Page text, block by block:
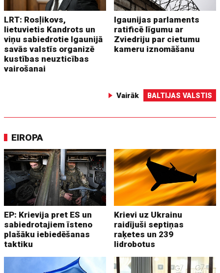
LRT: Rosļikovs,
lietuvietis Kandrots un
viņu sabiedrotie Igaunijā
savās valstīs organizē
kustības neuzticības
vairošanai
Igaunijas parlaments
ratificē līgumu ar
Zviedriju par cietumu
kameru iznomāšanu
Vairāk BALTIJAS VALSTIS
EIROPA
EP: Krievija pret ES un
sabiedrotajiem īsteno
plašāku iebiedēšanas
taktiku
Krievi uz Ukrainu
raidījuši septiņas
raķetes un 239
lidrobotus